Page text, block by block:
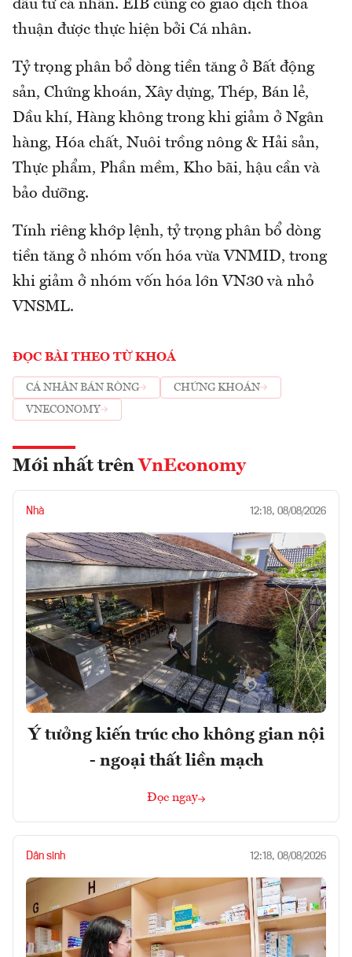
đầu tư cá nhân. EIB cũng có giao dịch thỏa
thuận được thực hiện bởi Cá nhân.
Tỷ trọng phân bổ dòng tiền tăng ở Bất động
sản, Chứng khoán, Xây dựng, Thép, Bán lẻ,
Dầu khí, Hàng không trong khi giảm ở Ngân
hàng, Hóa chất, Nuôi trồng nông & Hải sản,
Thực phẩm, Phần mềm, Kho bãi, hậu cần và
bảo dưỡng.
Tính riêng khớp lệnh, tỷ trọng phân bổ dòng
tiền tăng ở nhóm vốn hóa vừa VNMID, trong
khi giảm ở nhóm vốn hóa lớn VN30 và nhỏ
VNSML.
ĐỌC BÀI THEO TỪ KHOÁ
CÁ NHÂN BÁN RÒNG
CHỨNG KHOÁN
VNECONOMY
Mới nhất trên VnEconomy
Nhà 12:18, 08/08/2026
Ý tưởng kiến trúc cho không gian nội
- ngoại thất liền mạch
Đọc ngay
Dân sinh 12:18, 08/08/2026